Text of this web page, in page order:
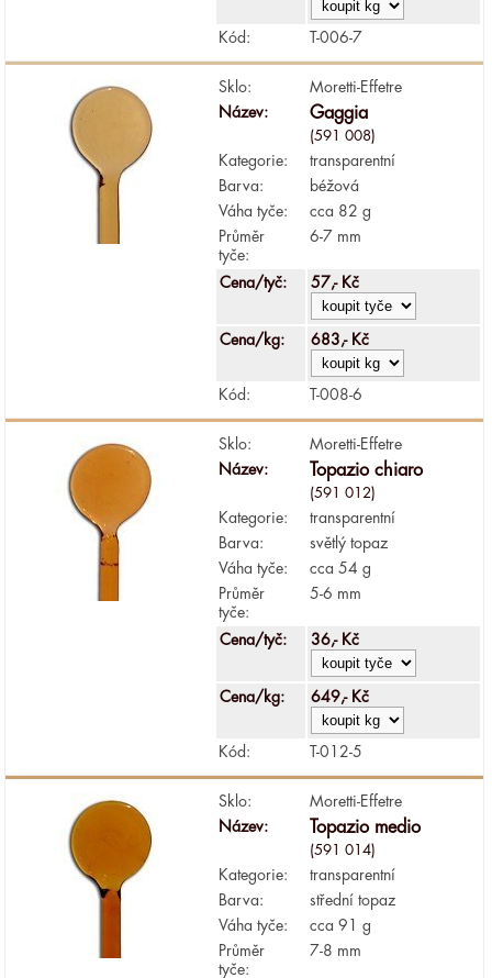
Kód: T-006-7
Sklo:
Moretti-Effetre
Název:
Gaggia
(591 008)
Kategorie:
transparentní
Barva:
béžová
Váha tyče:
cca 82 g
Průměr
tyče:
6-7 mm
Cena/tyč: 57,- Kč
Cena/kg: 683,- Kč
Kód: T-008-6
Sklo:
Moretti-Effetre
Název:
Topazio chiaro
(591 012)
Kategorie:
transparentní
Barva:
světlý topaz
Váha tyče:
cca 54 g
Průměr
tyče:
5-6 mm
Cena/tyč: 36,- Kč
Cena/kg: 649,- Kč
Kód: T-012-5
Sklo:
Moretti-Effetre
Název:
Topazio medio
(591 014)
Kategorie:
transparentní
Barva:
střední topaz
Váha tyče:
cca 91 g
Průměr
tyče:
7-8 mm